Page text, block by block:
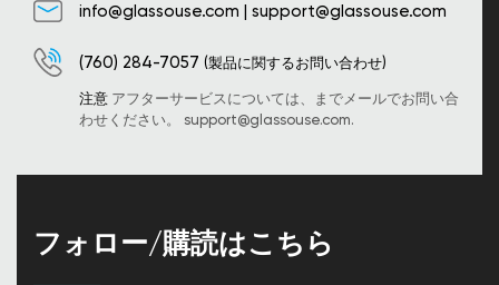
info@glassouse.com | support@glassouse.com
(760) 284-7057 (製品に関するお問い合わせ)
注意 アフターサービスについては、までメールでお問い合
わせください。 support@glassouse.com.
フォロー/購読はこちら